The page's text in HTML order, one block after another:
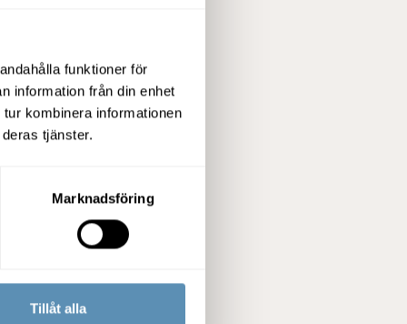
funktioner för
information från din enhet
kombinera informationen
tjänster.
Marknadsföring
Tillåt alla